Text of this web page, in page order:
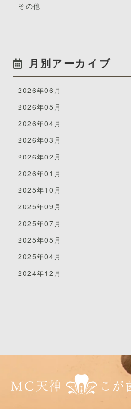
れれば最悪、抜歯となる場合もあ
このような時は、歯の位置をもと
プスで固定をして回復を待ちます。
のちに生えてくる永久歯に影響が
見るようにしましょう。
歯を戻したら両隣の歯と固定して
抜けた歯をなくしたり、歯の再
その他
月別アーカイブ
2026年06月
2026年05月
2026年04月
2026年03月
2026年02月
2026年01月
2025年10月
2025年09月
2025年07月
2025年05月
2025年04月
2024年12月